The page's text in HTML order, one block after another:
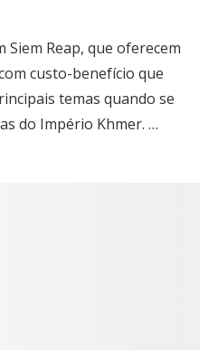
Reap, que oferecem
custo-benefício que
temas quando se
do Império Khmer. …